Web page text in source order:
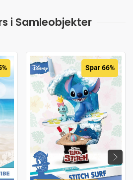
i Samleobjekter
Spar 66%